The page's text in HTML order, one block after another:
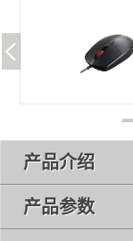
产品介绍
产品参数